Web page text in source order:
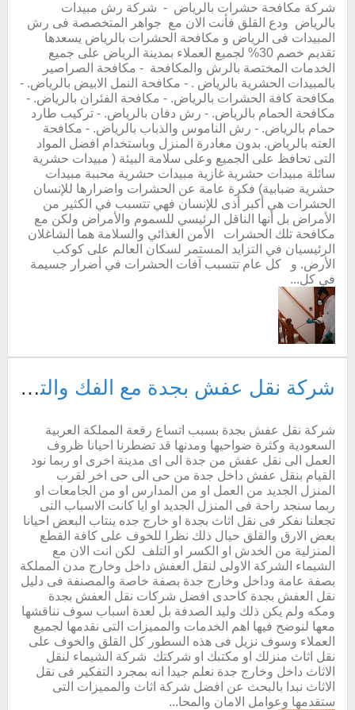
شركة مكافحة حشرات بالرياض - شركة رش مبيدات
بالرياض ودع القلق فأنت الان مع جواهر المتخصصة فى رش
المبيدات فى الرياض و مكافحة الحشرات بالرياض يسعدها
تقديم خصم 30% لجميع العملاء بمدينة الرياض على جميع
الخدمات المختصة بالرش والمكافحة - مكافحة الصراصير
بالمبيدات الحشرية بالرياض . - مكافحة النمل الابيض بالرياض. -
مكافحة كافة الحشرات بالرياض. - مكافحة الفئران بالرياض. -
مكافحة الحمام بالرياض. - رش دفان بالرياض. - تركيب طارد
حمام بالرياض. - رش الناموس والذباب بالرياض. - مكافحة
العته بالرياض. بدون مغادرة المنزل وباستخدام افضل المواد
التى تحافظ على الجميع وعلى سلامة البيئة ( مبيدات حشرية
سائلة مبيدات حشرية غازية مبيدات حشرية محببة مبيدات
حشرية ضبابية) فكرة عامة عن الحشرات واضرارها للإنسان
الحشرات هي أكبر أذى للإنسان فهي تتسبب في الكثير من
الأمراض بل أنها الناقل الرئيسي للسموم والأمراض ولكن مع
مكافحة تلك الحشرات الأمن الغذائي والسلامة هما الشاغلان
الرئيسيان في التزايد المستمر لسكان العالم على كوكب
الأرض. و كل عام تتسبب آفات الحشرات في أضرار جسيمة
في كل...
شركة نقل عفش بجدة مع الفك والتركيب والتغليف والضمان
شركة نقل عفش بجدة بسبب اتساع رقعة المملكة العربية
السعودية وكثرة ضواحيها ومدنها قد تضطرنا احيانا ظروف
العمل الى نقل عفش من جدة الى اى مدينة اخرى او ربما نود
القيام بنقل عفش داخل جدة من حى الى حى اخر لقرب
المنزل الجديد من العمل او من المدارس او من الجامعات او
ربما سنجد راحة فى المنزل الجديد او ايا كانت الاسباب التى
تجعلنا نفكر فى نقل اثاث بجدة او خارج جده ينتاب البعض احيانا
بعض الارق والقلق حيال ذلك نظرا للخوف على كافة القطع
المنزلية من الخدش او الكسر او التلف لكن انت الان مع
الشيماء الشركة الاولى لنقل العفش داخل وخارج مدن المملكة
بصفة عامة وداخل وخارج جدة بصفة خاصة والمصنفة فى دليل
نقل العفش بجدة كاحدى افضل شركات نقل العفش بجدة
ومكه ولم يكن ذلك وليد الصدفة بل لعدة اسباب سوف نناقشها
معها لنوضح فيها اهم الخدمات والمميزات التى نقدمها لجميع
العملاء وسوف نزيل فى هذه السطور كل القلق والخوف على
نقل اثاث منزلك او مكتبك او شركتك شركة الشيماء لنقل
الاثاث داخل وخارج جدة نعلم جيدا انه بمجرد التفكير فى نقل
الاثاث نبدا بالبحث عن افضل شركة اثاث والمميزات التى
ستقدمها وعوامل الامان والمحا...